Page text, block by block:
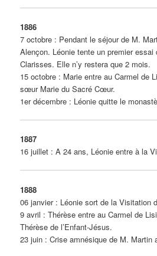
1886
7 octobre : Pendant le séjour de M.
Alençon. Léonie tente un premier
Clarisses. Elle n’y restera que 2 mois.
15 octobre : Marie entre au Carmel de
sœur Marie du Sacré Cœur.
1er décembre : Léonie quitte le
1887
16 juillet : A 24 ans, Léonie entre à la
1888
06 janvier : Léonie sort de la Visitation
9 avril : Thérèse entre au Carmel de
Thérèse de l’Enfant-Jésus.
23 juin : Crise amnésique de M. Martin